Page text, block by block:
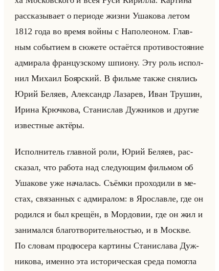
рас­ска­зы­ва­ет о пе­ри­оде жизни Уша­ко­ва летом
1812 года во время войны с На­по­лео­ном. Глав­
ным со­бы­ти­ем в сю­же­те оста­ёт­ся про­ти­во­сто­яние
ад­ми­ра­ла фран­цуз­ско­му шпи­ону. Эту роль ис­пол­
нил Ми­ха­ил Бо­яр­ский. В фильме также сня­лись
Юрий Бе­ля­ев, Алек­сандр Ла­за­рев, Иван Тру­шин,
Ирина Крюч­ко­ва, Ста­ни­слав Дуж­ни­ков и дру­гие
из­вест­ные ак­тё­ры.
Ис­пол­ни­тель глав­ной роли, Юрий Бе­ля­ев, рас­
ска­зал, что ра­бо­та над сле­ду­ющим фильмом об
Уша­ко­ве уже на­ча­лась. Съём­ки про­хо­ди­ли в ме­
стах, свя­зан­ных с ад­ми­ра­лом: в Яро­слав­ле, где он
ро­дил­ся и был кре­щён, в Мор­до­вии, где он жил и
за­ни­мал­ся бла­го­тво­ри­тельно­стью, и в Москве.
По сло­вам про­дю­се­ра кар­ти­ны Ста­ни­сла­ва Дуж­
ни­ко­ва, имен­но эта ис­то­ри­че­ская среда по­мог­ла